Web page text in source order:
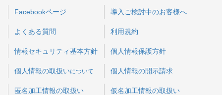
Facebookページ 導入ご検討中のお客様へ
よくある質問 利用規約
情報セキュリティ基本方針 個人情報保護方針
個人情報の取扱いについて 個人情報の開示請求
匿名加工情報の取扱い 仮名加工情報の取扱い